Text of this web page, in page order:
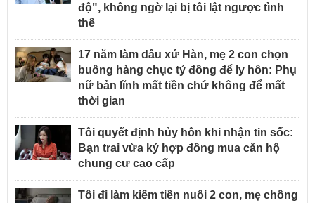
độ", không ngờ lại bị tôi lật ngược tình
thế
17 năm làm dâu xứ Hàn, mẹ 2 con chọn
buông hàng chục tỷ đồng để ly hôn: Phụ
nữ bản lĩnh mất tiền chứ không để mất
thời gian
Tôi quyết định hủy hôn khi nhận tin sốc:
Bạn trai vừa ký hợp đồng mua căn hộ
chung cư cao cấp
Tôi đi làm kiếm tiền nuôi 2 con, mẹ chồng